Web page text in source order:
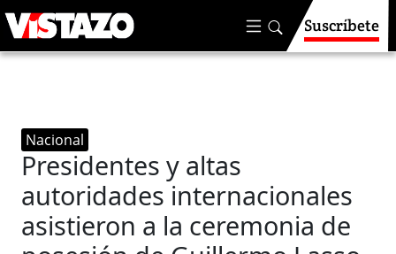
Suscríbete
Nacional
Presidentes y altas
autoridades internacionales
asistieron a la ceremonia de